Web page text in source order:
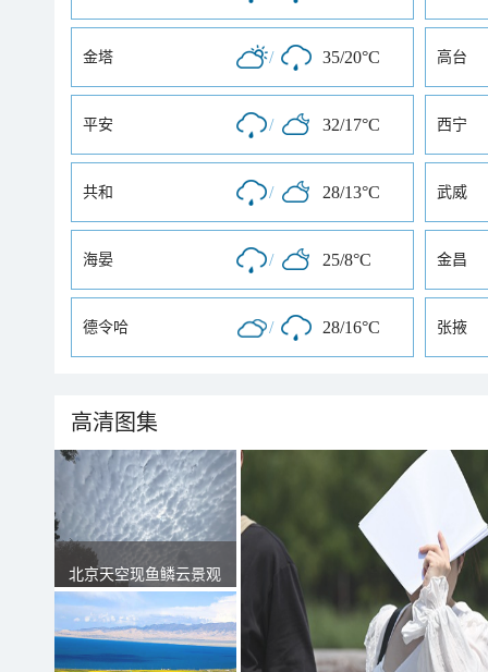
金塔 / 35/20°C 高台
平安 / 32/17°C 西宁
共和 / 28/13°C 武威
海晏 / 25/8°C 金昌
德令哈 / 28/16°C 张掖
高清图集
北京天空现鱼鳞云景观